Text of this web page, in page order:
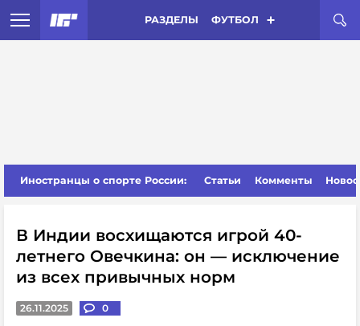
РАЗДЕЛЫ ФУТБОЛ
Иностранцы о спорте России: Статьи Комменты
В Индии восхищаются игрой 40-
летнего Овечкина: он — исключение
из всех привычных норм
26.11.2025 0